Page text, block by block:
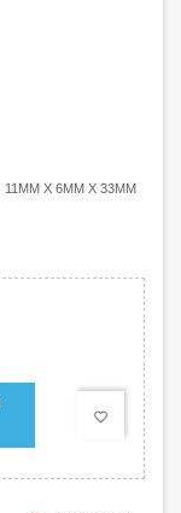
11MM X 6MM X 33MM
favorite_border